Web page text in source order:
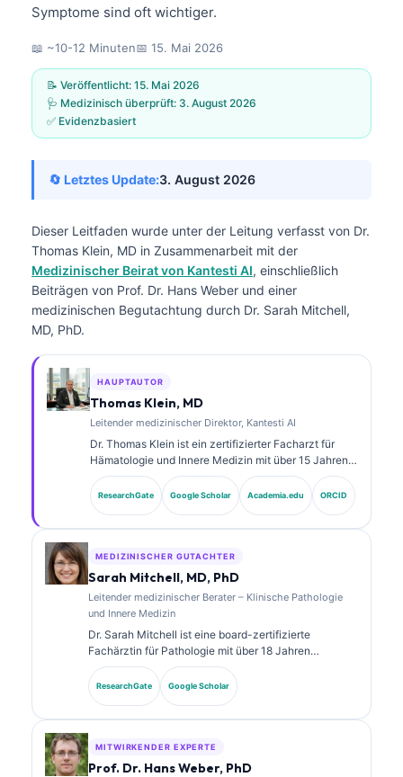
Symptome sind oft wichtiger.
📖 ~10-12 Minuten📅 15. Mai 2026
📝 Veröffentlicht: 15. Mai 2026
🩺 Medizinisch überprüft: 3. August 2026
✅ Evidenzbasiert
🔄 Letztes Update:3. August 2026
Dieser Leitfaden wurde unter der Leitung verfasst von Dr.
Thomas Klein, MD in Zusammenarbeit mit der
Medizinischer Beirat von Kantesti AI, einschließlich
Beiträgen von Prof. Dr. Hans Weber und einer
medizinischen Begutachtung durch Dr. Sarah Mitchell,
MD, PhD.
HAUPTAUTOR
Thomas Klein, MD
Leitender medizinischer Direktor, Kantesti AI
Dr. Thomas Klein ist ein zertifizierter Facharzt für
Hämatologie und Innere Medizin mit über 15 Jahren
Erfahrung in der Labormedizin und in der KI-
gestützten klinischen Analyse. Als Chief Medical
Officer bei Kantesti AI übernimmt er die klinische
umfangreich zu der Interpretation von Biomarkern
und zu Labor- diagnostik in Themen der
ResearchGate Google Scholar Academia.edu ORCID
MEDIZINISCHER GUTACHTER
Sarah Mitchell, MD, PhD
Leitender medizinischer Berater – Klinische Pathologie
und Innere Medizin
Dr. Sarah Mitchell ist eine board-zertifizierte
Fachärztin für Pathologie mit über 18 Jahren
Erfahrung in der Laboratoriumsmedizin und in der
diagnostischen Analyse. Sie verfügt über
Spezialzertifizierungen in klinischer Chemie und hat
ResearchGate Google Scholar
MITWIRKENDER EXPERTE
Prof. Dr. Hans Weber, PhD